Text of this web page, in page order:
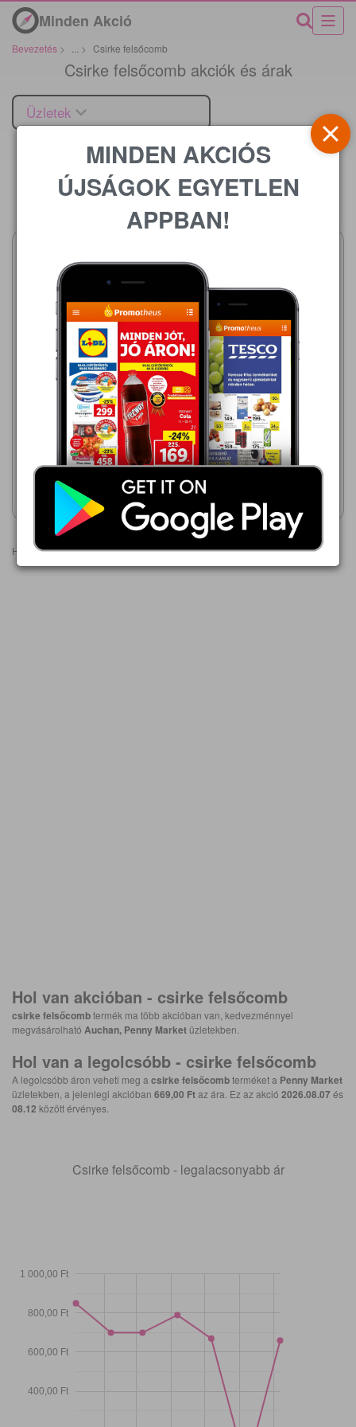
Minden Akció
Bevezetés > > Csirke felsőcomb
Csirke felsőcomb akciók és árak
Üzletek
Ár
Penny Market
2026.08.07 - 08.12
669,00 Ft
Csirke alsó- vagy felsőcomb
Akciós újság
megtekintése
Auchan
2026.08.06 - 08.12
785,00 Ft
Csirke alsó- vagy felsőcomb
Akciós újság
megtekintése
Hirdetések
Hol van akcióban - csirke felsőcomb
csirke felsőcombtermék ma több akcióban van, kedvezménnyel
megvásárolható Auchan, Penny Market üzletekben.
Hol van a legolcsóbb - csirke felsőcomb
A legolcsóbb áron veheti meg a csirke felsőcombterméket a Penny Market
üzletekben, a jelenlegi akcióban 669,00 Ftaz ára. Ez az akció 2026.08.07és
08.12 között érvényes.
Csirke felsőcomb - legalacsonyabb ár
400,00 Ft
600,00 Ft
800,00 Ft
1 000,00 Ft
MINDEN AKCIÓS
ÚJSÁGOK EGYETLEN
APPBAN!